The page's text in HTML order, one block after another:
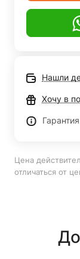
Нашли
Хочу в
Цена
отличаться от